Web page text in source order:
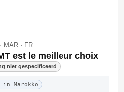
MAR · FR
est le meilleur choix
niet gespecificeerd
Marokko